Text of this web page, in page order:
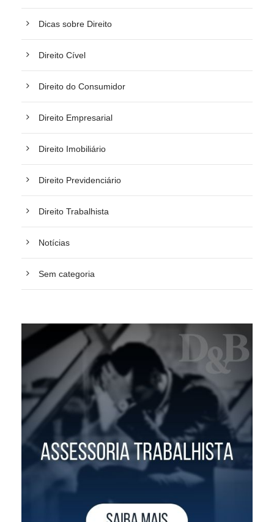
Dicas sobre Direito
Direito Cível
Direito do Consumidor
Direito Empresarial
Direito Imobiliário
Direito Previdenciário
Direito Trabalhista
Notícias
Sem categoria